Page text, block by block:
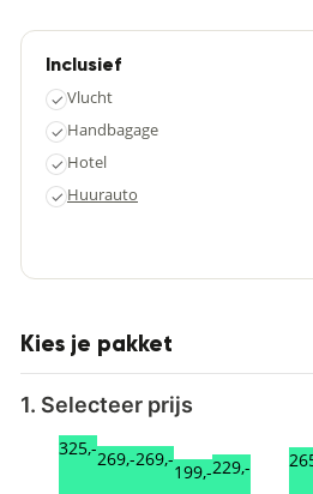
Inclusief
✓Vlucht
✓ Handbagage
✓ Hotel
✓ Huurauto
Kies je pakket
1. Selecteer prijs
325,-269,-269,-
199,-229,-